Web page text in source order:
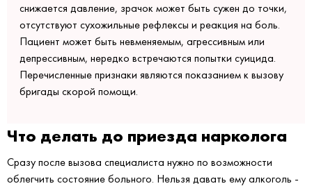
снижается давление, зрачок может быть сужен до точки,
отсутствуют сухожильные рефлексы и реакция на боль.
Пациент может быть невменяемым, агрессивным или
депрессивным, нередко встречаются попытки суицида.
Перечисленные признаки являются показанием к вызову
бригады скорой помощи.
Что делать до приезда нарколога
Сразу после вызова специалиста нужно по возможности
облегчить состояние больного. Нельзя давать ему алкоголь -